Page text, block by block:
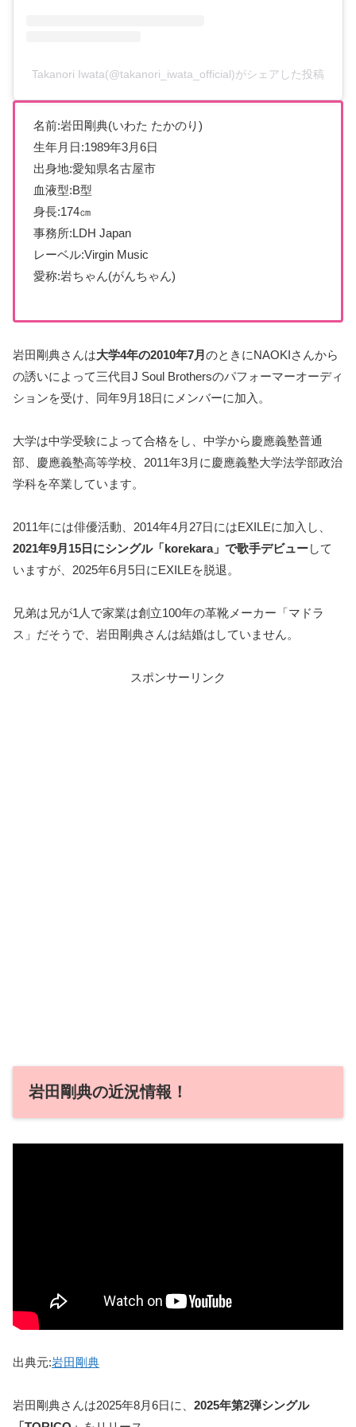
Takanori Iwata(@takanori_iwata_official)がシェアした投稿
名前:岩田剛典(いわた たかのり)
生年月日:1989年3月6日
出身地:愛知県名古屋市
血液型:B型
身長:174㎝
事務所:LDH Japan
レーベル:Virgin Music
愛称:岩ちゃん(がんちゃん)
岩田剛典さんは大学4年の2010年7月 のときにNAOKIさんから
の誘いによって三代目J Soul Brothersのパフォーマーオーディ
ションを受け、同年9月18日にメンバーに加入。
大学は中学受験によって合格をし、中学から慶應義塾普通
部、慶應義塾高等学校、2011年3月に慶應義塾大学法学部政治
学科を卒業しています。
2011年には俳優活動、2014年4月27日にはEXILEに加入し、
2021年9月15日にシングル「korekara」で歌手デビューして
いますが、2025年6月5日にEXILEを脱退。
兄弟は兄が1人で家業は創立100年の革靴メーカー「マドラ
ス」だそうで、岩田剛典さんは結婚はしていません。
スポンサーリンク
岩田剛典の近況情報！
出典元:岩田剛典
岩田剛典さんは2025年8月6日に、 2025年第2弾シングル